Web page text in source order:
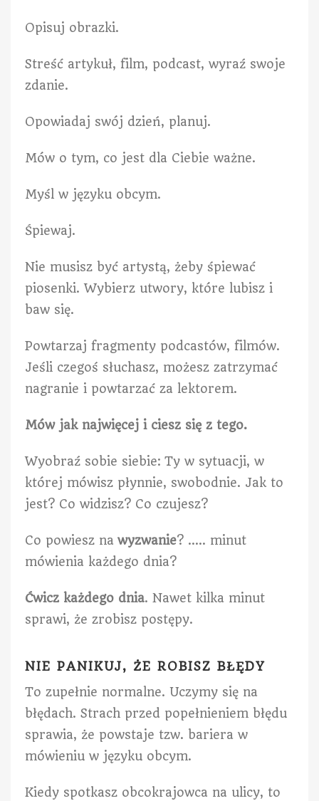
Opisuj obrazki.
Streść artykuł, film, podcast, wyraź swoje
zdanie.
Opowiadaj swój dzień, planuj.
Mów o tym, co jest dla Ciebie ważne.
Myśl w języku obcym.
Śpiewaj.
Nie musisz być artystą, żeby śpiewać
piosenki. Wybierz utwory, które lubisz i
baw się.
Powtarzaj fragmenty podcastów, filmów.
Jeśli czegoś słuchasz, możesz zatrzymać
nagranie i powtarzać za lektorem.
Mów jak najwięcej i ciesz się z tego.
Wyobraź sobie siebie: Ty w sytuacji, w
której mówisz płynnie, swobodnie. Jak to
jest? Co widzisz? Co czujesz?
Co powiesz na wyzwanie? ….. minut
mówienia każdego dnia?
Ćwicz każdego dnia. Nawet kilka minut
sprawi, że zrobisz postępy.
NIE PANIKUJ, ŻE ROBISZ BŁĘDY
To zupełnie normalne. Uczymy się na
błędach. Strach przed popełnieniem błędu
sprawia, że powstaje tzw. bariera w
mówieniu w języku obcym.
Kiedy spotkasz obcokrajowca na ulicy, to